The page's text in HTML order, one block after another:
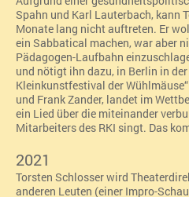
Spahn und Karl Lauterbach, kann
Monate lang nicht auftreten. Er
ein Sabbatical machen, war aber
Pädagogen-Laufbahn
und nötigt ihn dazu, in Berlin in
Kleinkunstfestival der
und Frank Zander, landet im
ein Lied über die miteinander
Mitarbeiters des RKI singt. Das
2021
Torsten Schlosser wird
anderen Leuten (einer Impro-